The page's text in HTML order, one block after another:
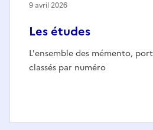
Les études
L'ensemble des mémento,
classés par numéro
9 avril 2026